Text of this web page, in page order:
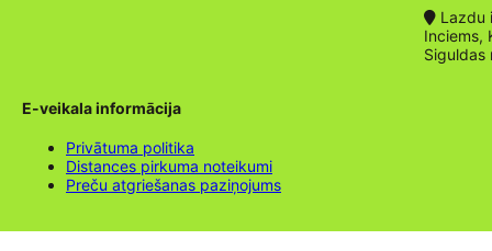
Lazdu
Inciems,
Siguldas
E-veikala informācija
Privātuma politika
Distances pirkuma noteikumi
Preču atgriešanas paziņojums